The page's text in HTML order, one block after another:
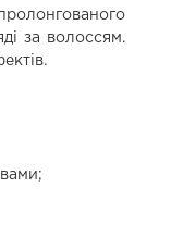
за волоссям.